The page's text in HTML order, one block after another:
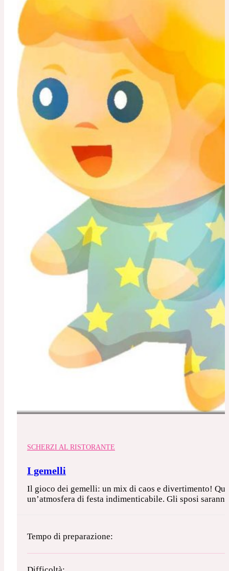
SCHERZI AL RISTORANTE
I gemelli
Il gioco dei gemelli: un mix di caos e divertimento!
un’atmosfera di festa indimenticabile. Gli sposi
Tempo di preparazione: